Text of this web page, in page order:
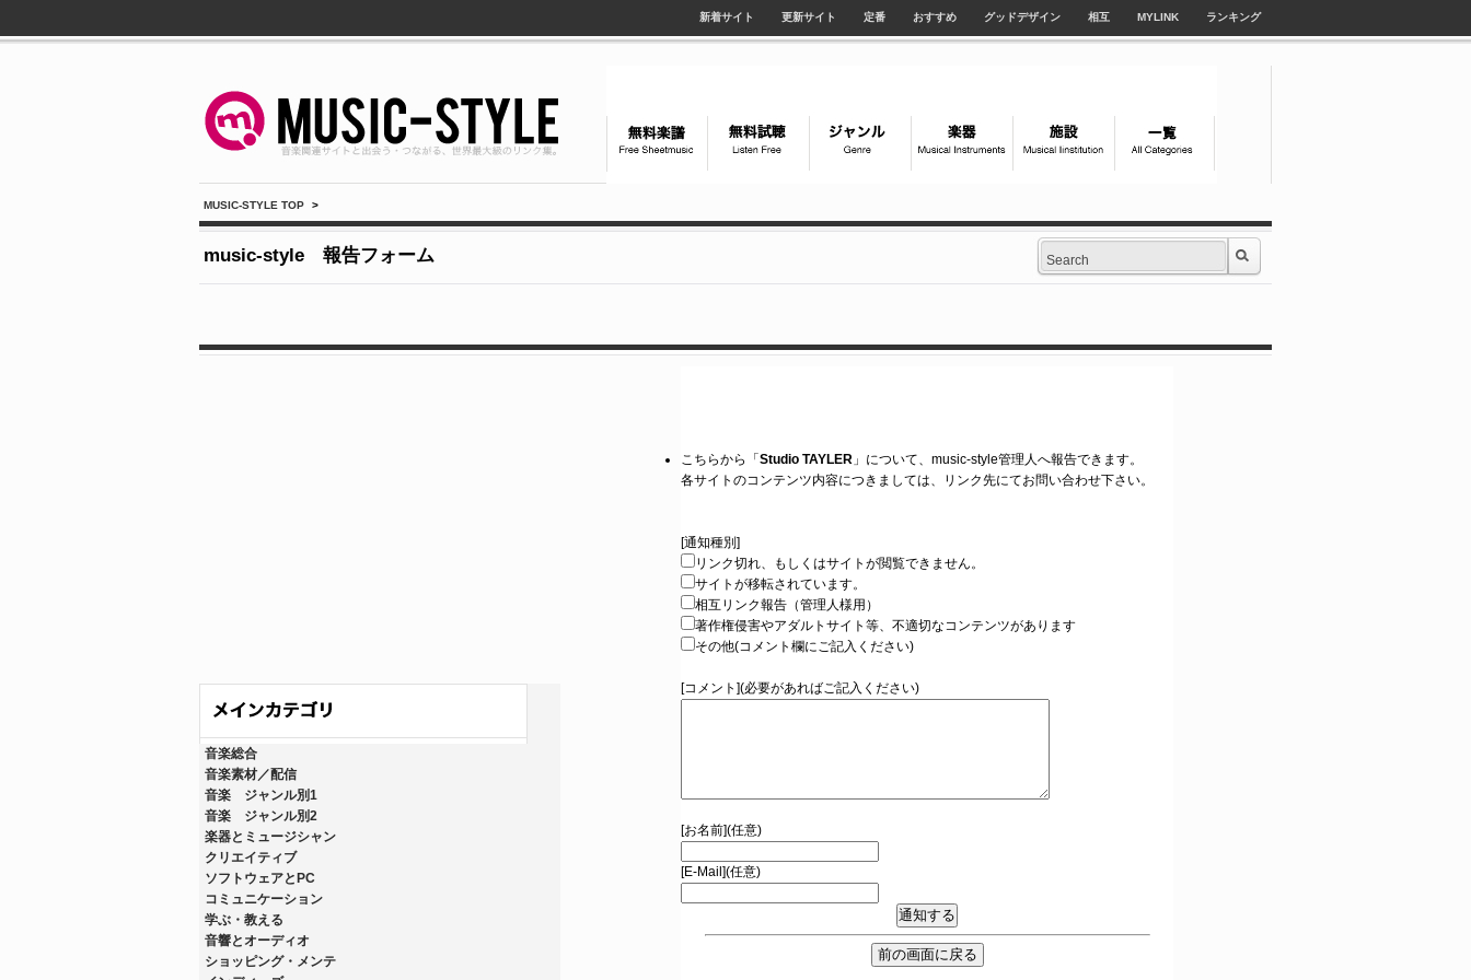
新着サイト 更新サイト 定番 おすすめ グッドデザイン 相互 MYLINK ランキング
MUSIC-STYLE TOP >
music-style 報告フォーム
音楽総合
音楽素材／配信
音楽 ジャンル別1
音楽 ジャンル別2
楽器とミュージシャン
クリエイティブ
ソフトウェアとPC
コミュニケーション
学ぶ・教える
音響とオーディオ
ショッピング・メンテ
こちらから「 Studio TAYLER 」について、music-style管理人へ報告できます。
各サイトのコンテンツ内容につきましては、リンク先にてお問い合わせ下さい。
[通知種別]
リンク切れ、もしくはサイトが閲覧できません。
サイトが移転されています。
相互リンク報告（管理人様用）
著作権侵害やアダルトサイト等、不適切なコンテンツがあります
その他(コメント欄にご記入ください)
[コメント](必要があればご記入ください)
[お名前](任意)
[E-Mail](任意)